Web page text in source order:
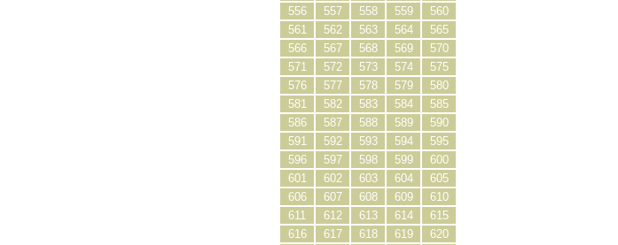
556
557 558 559
560
561
562 563 564
565
566
567 568 569
570
571
572 573 574
575
576
577 578 579
580
581
582 583 584
585
586
587 588 589
590
591
592 593 594
595
596
597 598 599
600
601
602 603 604
605
606
607 608 609
610
611
612 613 614
615
616
617 618 619
620